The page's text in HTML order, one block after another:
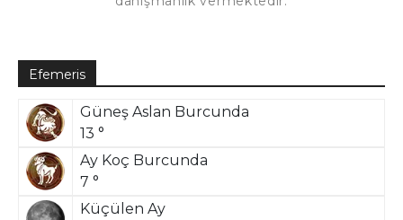
Efemeris
Güneş Aslan Burcunda
13 °
Ay Koç Burcunda
7 °
Küçülen Ay